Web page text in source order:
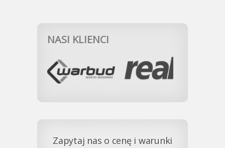
NASI KLIENCI
Zapytaj nas o cenę i warunki